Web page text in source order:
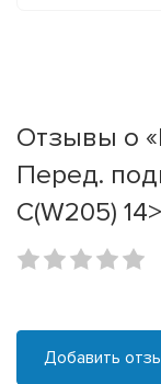
Отзывы о
Перед.
C(W205)
Добавить